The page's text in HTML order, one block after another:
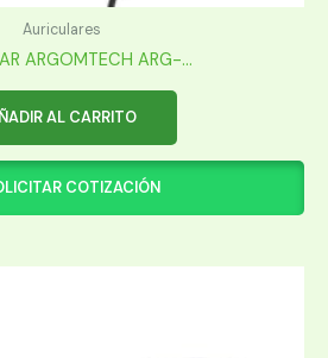
Auriculares
ARGOMTECH ARG-...
AL CARRITO
COTIZACIÓN